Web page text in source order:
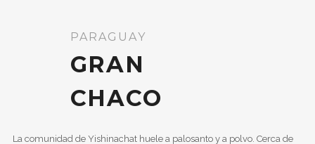
PARAGUAY
GRAN
CHACO
La comunidad de Yishinachat huele a palosanto y a polvo. Cerca de